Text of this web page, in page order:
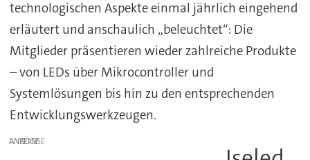
technologischen Aspekte einmal jährlich eingehend
erläutert und anschaulich „beleuchtet“: Die
Mitglieder präsentieren wieder zahlreiche Produkte
– von LEDs über Mikrocontroller und
Systemlösungen bis hin zu den entsprechenden
Entwicklungswerkzeugen.
ANZEIGE